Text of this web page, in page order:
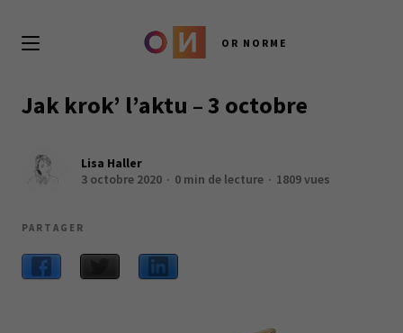
OR NORME
Jak krok’ l’aktu – 3 octobre
Lisa Haller
3 octobre 2020
0 min de lecture 1809 vues
PARTAGER